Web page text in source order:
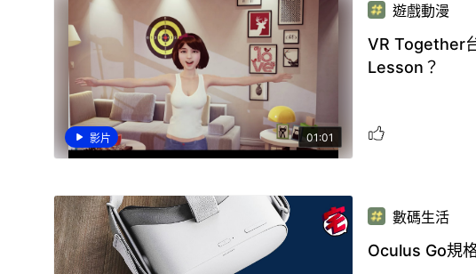
影片 01:01
遊戲動漫
VR Together
Lesson？
數碼生活
Oculus Go規